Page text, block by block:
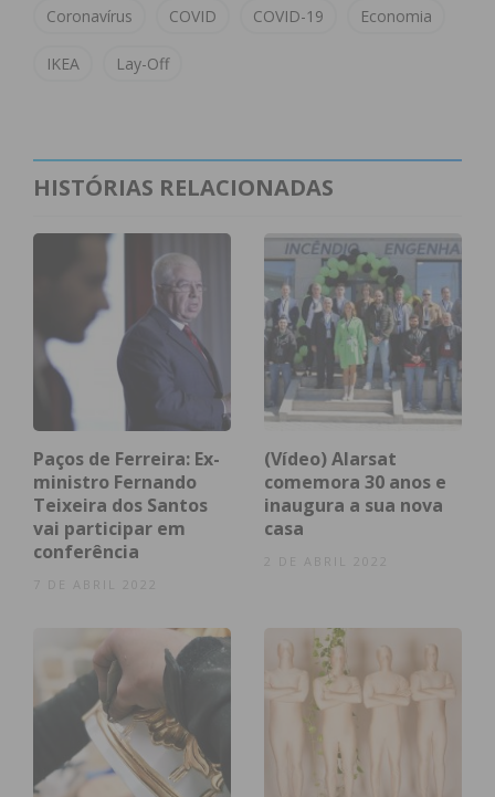
Portugal trabalham cerca de 1.500 colaboradores.
Subscreva a newsletter do
Imediato
Assine nossa newsletter por e-mail e
obtenha de forma regular a informação
atualizada.
Eu li e concordo com ostermos e
condições
Coronavírus COVID COVID-19 Economia
IKEA Lay-Off
HISTÓRIAS RELACIONADAS
Paços de Ferreira: Ex-
ministro Fernando
Teixeira dos Santos
vai participar em
conferência
7 DE ABRIL 2022
(Vídeo) Alarsat
comemora 30 anos e
inaugura a sua nova
casa
2 DE ABRIL 2022